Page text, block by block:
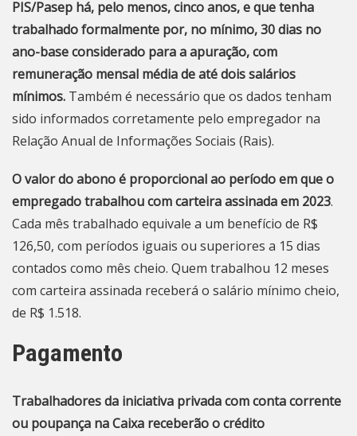
PIS/Pasep há, pelo menos, cinco anos, e que tenha
trabalhado formalmente por, no mínimo, 30 dias no
ano-base considerado para a apuração, com
remuneração mensal média de até dois salários
mínimos. Também é necessário que os dados tenham
sido informados corretamente pelo empregador na
Relação Anual de Informações Sociais (Rais).
O valor do abono é proporcional ao período em que o
empregado trabalhou com carteira assinada em 2023.
Cada mês trabalhado equivale a um benefício de R$
126,50, com períodos iguais ou superiores a 15 dias
contados como mês cheio. Quem trabalhou 12 meses
com carteira assinada receberá o salário mínimo cheio,
de R$ 1.518.
Pagamento
Trabalhadores da iniciativa privada com conta corrente
ou poupança na Caixa receberão o crédito